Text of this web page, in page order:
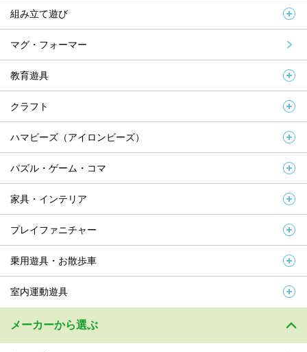
組み立て遊び
マグ・フォーマー
教育遊具
クラフト
ハマビーズ（アイロンビーズ）
パズル・ゲーム・コマ
家具・インテリア
プレイファニチャー
乗用遊具・お散歩車
室内運動遊具
メーカーから選ぶ